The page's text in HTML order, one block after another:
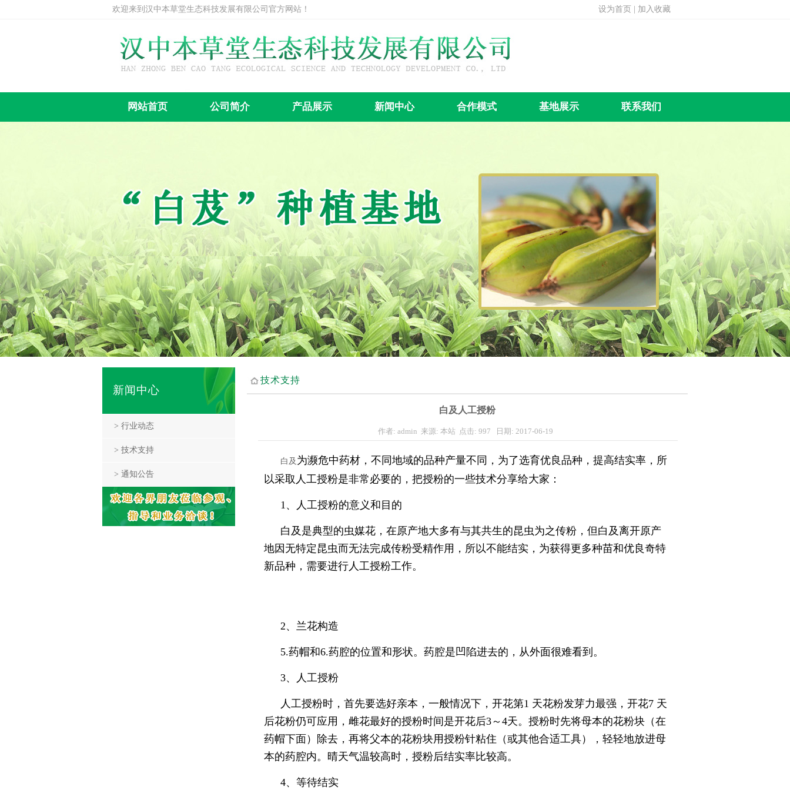
欢迎来到汉中本草堂生态科技发展有限公司官方网站！ 设为首页 加入收藏
网站首页 公司简介 产品展示 新闻中心 合作模式 基地展示 联系我们
新闻中心
> 行业动态
> 技术支持
> 通知公告
技术支持
白及人工授粉
作者: admin 来源: 本站 点击: 997 日期: 2017-06-19
白及 为濒危中药材，不同地域的品种产量不同，为了选育优良品种，提高结实率，所
以采取人工授粉是非常必要的 ， 把授粉的一些技术分享给大家：
1、人工授粉的意义和目的
白及 是典型的虫媒花，在原产地大多有与其共生的昆虫为之传粉，但白及离开原产
地因无特定昆虫而无法完成传粉受精作用，所以不能结实，为获得更多种苗和优良奇特
新品种，需要进行人工授粉工作。
2、兰花构造
5.药帽和6.药腔的位置和形状。药腔是凹陷进去的，从外面很难看到。
3、人工授粉
人工授粉时，首先要选好亲本，一般情况下，开花第1 天花粉发芽力最强，开花7 天
后花粉仍可应用，雌花最好的授粉时间是开花后3～4天。授粉时先将母本的花粉块（在
药帽下面）除去，再将父本的花粉块用授粉针粘住 （或其他合适工具），轻轻地放进母
本的药腔内。晴天气温较高时，授粉后结实率比较高。
4、等待结实